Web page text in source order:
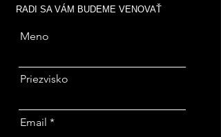
RADI SA VÁM BUDEME VENOVAŤ
Meno
Priezvisko
Email